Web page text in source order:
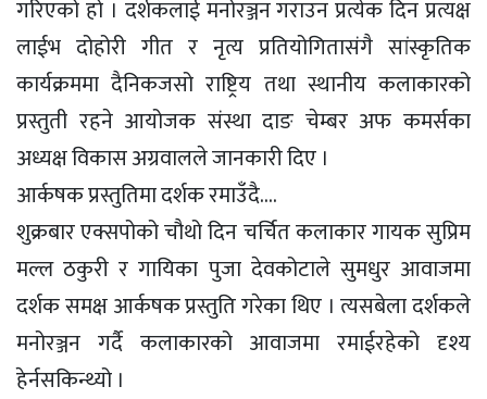
गरिएको हो । दर्शकलाई मनोरञ्जन गराउन प्रत्येक दिन प्रत्यक्ष
लाईभ दोहोरी गीत र नृत्य प्रतियोगितासंगै सांस्कृतिक
कार्यक्रममा दैनिकजसो राष्ट्रिय तथा स्थानीय कलाकारको
प्रस्तुती रहने आयोजक संस्था दाङ चेम्बर अफ कमर्सका
अध्यक्ष विकास अग्रवालले जानकारी दिए ।
आर्कषक प्रस्तुतिमा दर्शक रमाउँदै….
शुक्रबार एक्सपोको चौथो दिन चर्चित कलाकार गायक सुप्रिम
मल्ल ठकुरी र गायिका पुजा देवकोटाले सुमधुर आवाजमा
दर्शक समक्ष आर्कषक प्रस्तुति गरेका थिए । त्यसबेला दर्शकले
मनोरञ्जन गर्दै कलाकारको आवाजमा रमाईरहेको दृश्य
हेर्नसकिन्थ्यो ।